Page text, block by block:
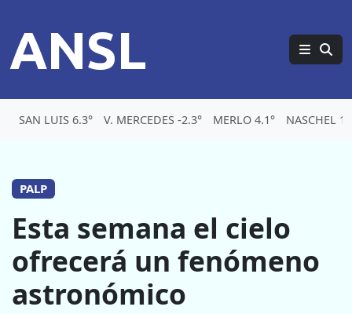
ANSL
SAN LUIS 6.3° V. MERCEDES -2.3° MERLO 4.1° NASCHEL
PALP
Esta semana el cielo
ofrecerá un fenómeno
astronómico